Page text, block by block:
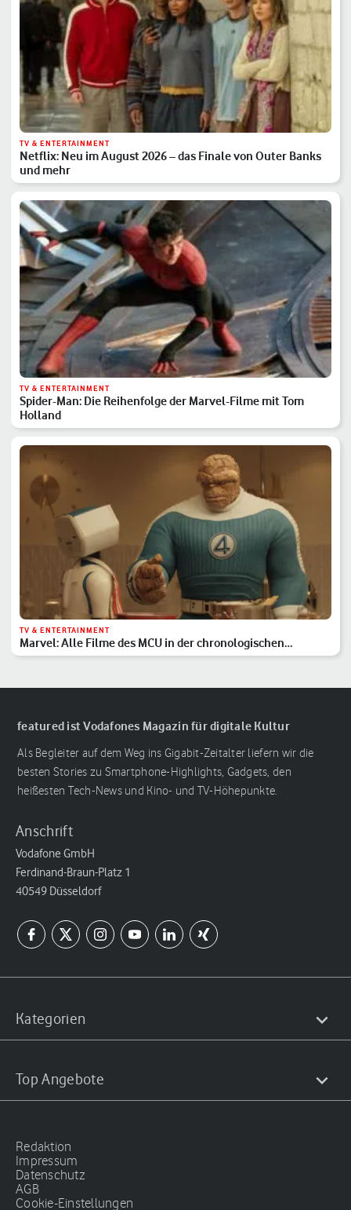
TV & ENTERTAINMENT
Netflix: Neu im August 2026 – das Finale von Outer Banks
und mehr
TV & ENTERTAINMENT
Spider-Man: Die Reihenfolge der Marvel-Filme mit Tom
Holland
TV & ENTERTAINMENT
Marvel: Alle Filme des MCU in der chronologischen
Reihenfolge
featured ist Vodafones Magazin für digitale Kultur
Als Begleiter auf dem Weg ins Gigabit-Zeitalter liefern wir die
besten Stories zu Smartphone-Highlights, Gadgets, den
heißesten Tech-News und Kino- und TV-Höhepunkte.
Anschrift
Vodafone GmbH
Ferdinand-Braun-Platz 1
40549 Düsseldorf
Kategorien
Top Angebote
Redaktion
Impressum
Datenschutz
AGB
Cookie-Einstellungen